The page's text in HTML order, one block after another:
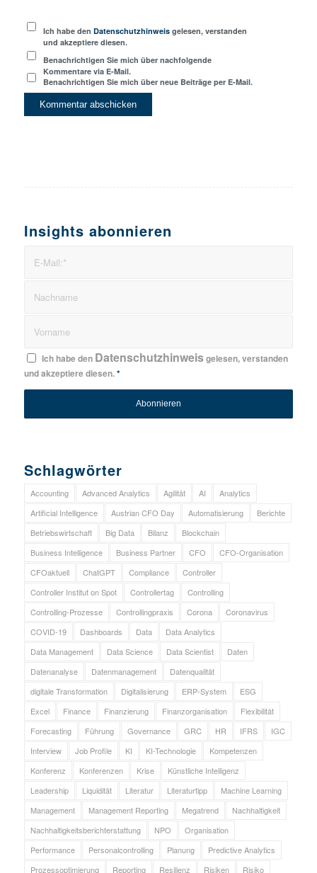
Ich habe denDatenschutzhinweis gelesen, verstanden
und akzeptiere diesen.
Benachrichtigen Sie mich über nachfolgende
Kommentare via E-Mail.
Benachrichtigen Sie mich über neue Beiträge per E-Mail.
Insights abonnieren
Ich habe den Datenschutzhinweisgelesen, verstanden
und akzeptiere diesen.*
Schlagwörter
Accounting Advanced Analytics Agilität AI
Analytics
Artificial Intelligence
Austrian CFO Day Automatisierung
Berichte
Betriebswirtschaft
Big Data Bilanz
Blockchain
Business Intelligence
Business Partner CFO
CFO-Organisation
CFOaktuell
ChatGPT Compliance
Controller
Controller Institut on Spot
Controllertag
Controlling
Controlling-Prozesse
Controllingpraxis Corona
Coronavirus
COVID-19
Dashboards Data
Data Analytics
Data Management
Data Science Data Scientist
Daten
Datenanalyse
Datenmanagement
Datenqualität
digitale Transformation
Digitalisierung ERP-System
ESG
Excel
Finance Finanzierung Finanzorganisation
Flexibilität
Forecasting
Führung Governance GRC HR IFRS
IGC
Interview
Job Profile KI KI-Technologie
Kompetenzen
Konferenz
Konferenzen Krise
Künstliche Intelligenz
Leadership
Liquidität Literatur Literaturtipp
Machine Learning
Management
Management Reporting Megatrend
Nachhaltigkeit
Nachhaltigkeitsberichterstattung
NPO
Organisation
Performance
Personalcontrolling Planung
Predictive Analytics
Prozessoptimierung
Reporting Resilienz Risiken Risiko